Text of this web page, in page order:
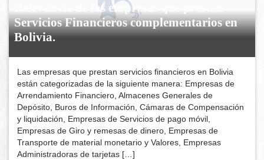
Relevancia de las empresas que prestan
Servicios Financieros complementarios en
Bolivia.
Las empresas que prestan servicios financieros en Bolivia
están categorizadas de la siguiente manera: Empresas de
Arrendamiento Financiero, Almacenes Generales de
Depósito, Buros de Información, Cámaras de Compensación
y liquidación, Empresas de Servicios de pago móvil,
Empresas de Giro y remesas de dinero, Empresas de
Transporte de material monetario y Valores, Empresas
Administradoras de tarjetas […]